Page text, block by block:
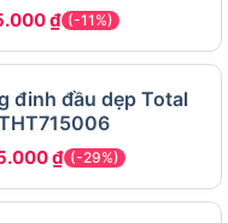
cơ khí nhẹ hoặc
kiểm tra lắp ráp
cách – Đảm
₫ (-11%)
đinh đầu dẹp Total
₫ (-29%)